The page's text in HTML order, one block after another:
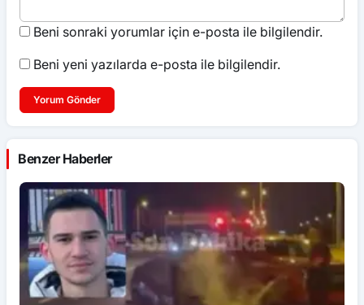
Beni sonraki yorumlar için e-posta ile bilgilendir.
Beni yeni yazılarda e-posta ile bilgilendir.
Yorum Gönder
Benzer Haberler